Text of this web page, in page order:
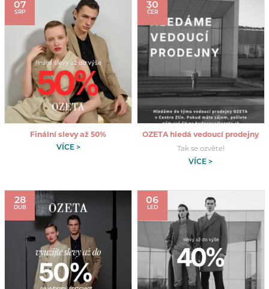
07
SRP
Finální slevy až 50%
VÍCE >
30
ČER
OZETA hledá vedoucí prodejny
Tak se ozvěte!
VÍCE >
28
DUB
06
LED